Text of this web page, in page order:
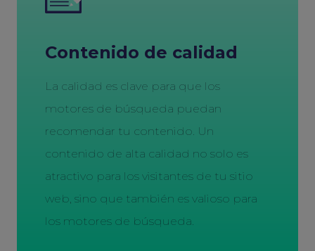
Contenido de calidad
La calidad es clave para que los
motores de búsqueda puedan
recomendar tu contenido. Un
contenido de alta calidad no solo es
atractivo para los visitantes de tu sitio
web, sino que también es valioso para
los motores de búsqueda.